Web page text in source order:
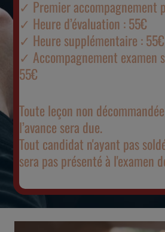
✓ Premier accompagnement
✓ Heure d’évaluation : 55€
✓ Heure supplémentaire : 55€
✓ Accompagnement examen
55€
Toute leçon non
l’avance sera due.
Tout candidat n'ayant pas
sera pas présenté à l'examen